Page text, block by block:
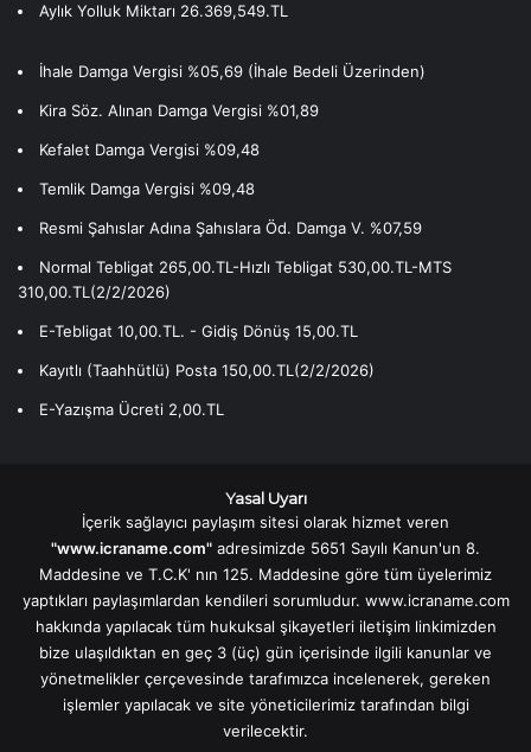
Aylık Yolluk Miktarı 26.369,549.TL
İhale Damga Vergisi %05,69 (İhale Bedeli Üzerinden)
Kira Söz. Alınan Damga Vergisi %01,89
Kefalet Damga Vergisi %09,48
Temlik Damga Vergisi %09,48
Resmi Şahıslar Adına Şahıslara Öd. Damga V. %07,59
Normal Tebligat 265,00.TL-Hızlı Tebligat 530,00.TL-MTS
310,00.TL(2/2/2026)
E-Tebligat 10,00.TL. - Gidiş Dönüş 15,00.TL
Kayıtlı (Taahhütlü) Posta 150,00.TL(2/2/2026)
E-Yazışma Ücreti 2,00.TL
Yasal Uyarı
İçerik sağlayıcı paylaşım sitesi olarak hizmet veren
"www.icraname.com" adresimizde 5651 Sayılı Kanun'un 8.
Maddesine ve T.C.K' nın 125. Maddesine göre tüm üyelerimiz
yaptıkları paylaşımlardan kendileri sorumludur. www.icraname.com
hakkında yapılacak tüm hukuksal şikayetleri iletişim linkimizden
bize ulaşıldıktan en geç 3 (üç) gün içerisinde ilgili kanunlar ve
yönetmelikler çerçevesinde tarafımızca incelenerek, gereken
işlemler yapılacak ve site yöneticilerimiz tarafından bilgi
verilecektir.